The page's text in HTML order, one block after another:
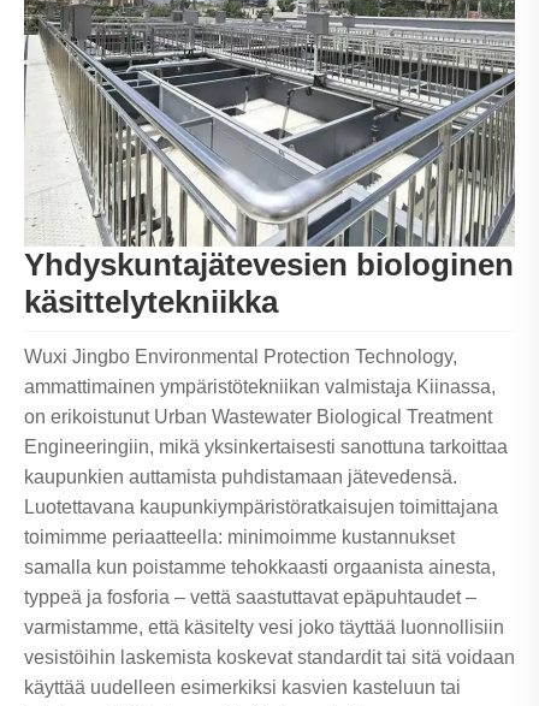
Yhdyskuntajätevesien biologinen
käsittelytekniikka
Wuxi Jingbo Environmental Protection Technology,
ammattimainen ympäristötekniikan valmistaja Kiinassa,
on erikoistunut Urban Wastewater Biological Treatment
Engineeringiin, mikä yksinkertaisesti sanottuna tarkoittaa
kaupunkien auttamista puhdistamaan jätevedensä.
Luotettavana kaupunkiympäristöratkaisujen toimittajana
toimimme periaatteella: minimoimme kustannukset
samalla kun poistamme tehokkaasti orgaanista ainesta,
typpeä ja fosforia – vettä saastuttavat epäpuhtaudet –
varmistamme, että käsitelty vesi joko täyttää luonnollisiin
vesistöihin laskemista koskevat standardit tai sitä voidaan
käyttää uudelleen esimerkiksi kasvien kasteluun tai